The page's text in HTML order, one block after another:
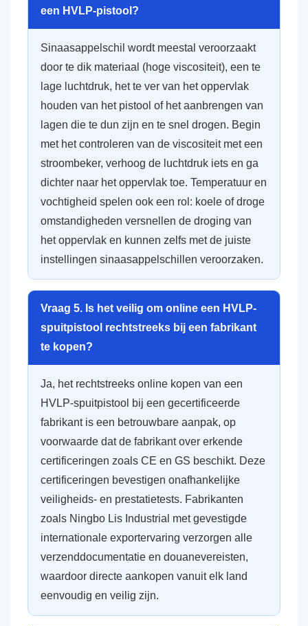
een HVLP-pistool?
Sinaasappelschil wordt meestal veroorzaakt
door te dik materiaal (hoge viscositeit), een te
lage luchtdruk, het te ver van het oppervlak
houden van het pistool of het aanbrengen van
lagen die te dun zijn en te snel drogen. Begin
met het controleren van de viscositeit met een
stroombeker, verhoog de luchtdruk iets en ga
dichter naar het oppervlak toe. Temperatuur en
vochtigheid spelen ook een rol: koele of droge
omstandigheden versnellen de droging van
het oppervlak en kunnen zelfs met de juiste
instellingen sinaasappelschillen veroorzaken.
Vraag 5. Is het veilig om online een HVLP-
spuitpistool rechtstreeks bij een fabrikant
te kopen?
Ja, het rechtstreeks online kopen van een
HVLP-spuitpistool bij een gecertificeerde
fabrikant is een betrouwbare aanpak, op
voorwaarde dat de fabrikant over erkende
certificeringen zoals CE en GS beschikt. Deze
certificeringen bevestigen onafhankelijke
veiligheids- en prestatietests. Fabrikanten
zoals Ningbo Lis Industrial met gevestigde
internationale exportervaring verzorgen alle
verzenddocumentatie en douanevereisten,
waardoor directe aankopen vanuit elk land
eenvoudig en veilig zijn.